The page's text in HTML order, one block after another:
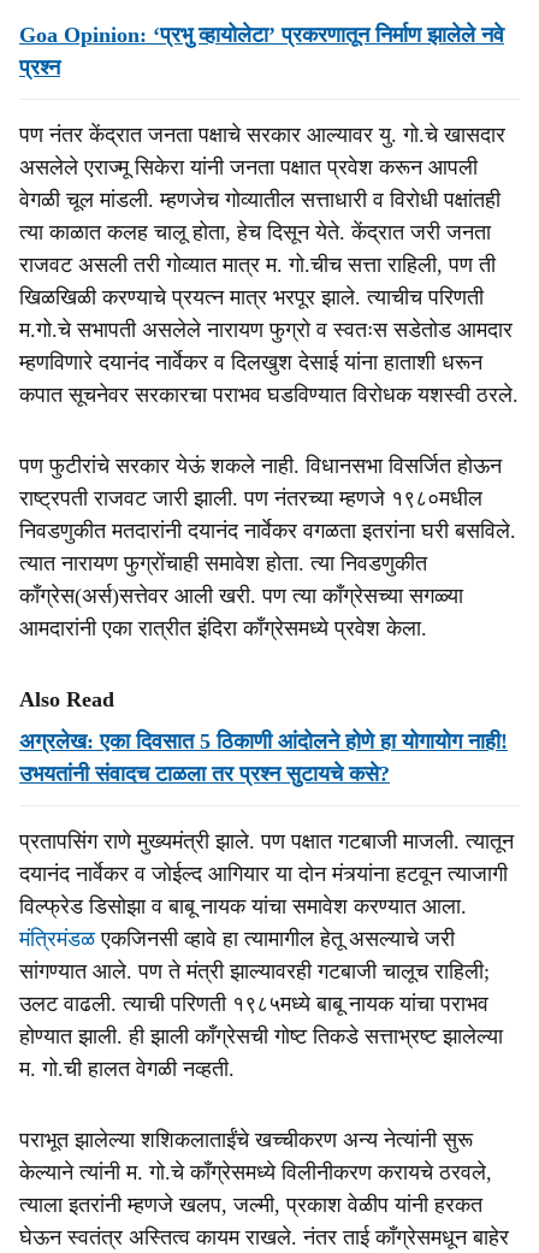
Goa Opinion: ‘प्रभु व्हायोलेटा’ प्रकरणातून निर्माण झालेले नवे
प्रश्न
पण नंतर केंद्रात जनता पक्षाचे सरकार आल्यावर यु. गो.चे खासदार
असलेले एराज्मू सिकेरा यांनी जनता पक्षात प्रवेश करून आपली
वेगळी चूल मांडली. म्हणजेच गोव्यातील सत्ताधारी व विरोधी पक्षांतही
त्या काळात कलह चालू होता, हेच दिसून येते. केंद्रात जरी जनता
राजवट असली तरी गोव्यात मात्र म. गो.चीच सत्ता राहिली, पण ती
खिळखिळी करण्याचे प्रयत्न मात्र भरपूर झाले. त्याचीच परिणती
म.गो.चे सभापती असलेले नारायण फुग्रो व स्वतःस सडेतोड आमदार
म्हणविणारे दयानंद नार्वेकर व दिलखुश देसाई यांना हाताशी धरून
कपात सूचनेवर सरकारचा पराभव घडविण्यात विरोधक यशस्वी ठरले.
पण फुटीरांचे सरकार येऊं शकले नाही. विधानसभा विसर्जित होऊन
राष्ट्रपती राजवट जारी झाली. पण नंतरच्या म्हणजे १९८०मधील
निवडणुकीत मतदारांनी दयानंद नार्वेकर वगळता इतरांना घरी बसविले.
त्यात नारायण फुग्रोंचाही समावेश होता. त्या निवडणुकीत
कॉंग्रेस(अर्स)सत्तेवर आली खरी. पण त्या कॉंग्रेसच्या सगळ्या
आमदारांनी एका रात्रीत इंदिरा कॉंग्रेसमध्ये प्रवेश केला.
Also Read
अग्रलेख: एका दिवसात 5 ठिकाणी आंदोलने होणे हा योगायोग नाही!
उभयतांनी संवादच टाळला तर प्रश्‍न सुटायचे कसे?
प्रतापसिंग राणे मुख्यमंत्री झाले. पण पक्षात गटबाजी माजली. त्यातून
दयानंद नार्वेकर व जोईल्द आगियार या दोन मंत्र्यांना हटवून त्याजागी
विल्फ्रेड डिसोझा व बाबू नायक यांचा समावेश करण्यात आला.
मंत्रिमंडळ एकजिनसी व्हावे हा त्यामागील हेतू असल्याचे जरी
सांगण्यात आले. पण ते मंत्री झाल्यावरही गटबाजी चालूच राहिली;
उलट वाढली. त्याची परिणती १९८५मध्ये बाबू नायक यांचा पराभव
होण्यात झाली. ही झाली कॉंग्रेसची गोष्ट तिकडे सत्ताभ्रष्ट झालेल्या
म. गो.ची हालत वेगळी नव्हती.
पराभूत झालेल्या शशिकलाताईंचे खच्चीकरण अन्य नेत्यांनी सुरू
केल्याने त्यांनी म. गो.चे कॉंग्रेसमध्ये विलीनीकरण करायचे ठरवले,
त्याला इतरांनी म्हणजे खलप, जल्मी, प्रकाश वेळीप यांनी हरकत
घेऊन स्वतंत्र अस्तित्व कायम राखले. नंतर ताई कॉंग्रेसमधून बाहेर